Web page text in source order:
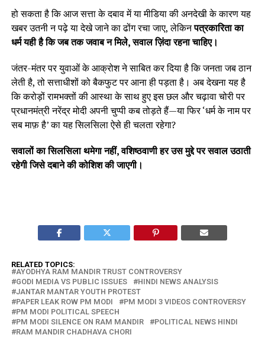
हो सकता है कि आज सत्ता के दबाव में या मीडिया की अनदेखी के कारण यह
खबर उतनी न पढ़े या देखे जाने का ढोंग रचा जाए, लेकिनपत्रकारिता का
धर्म यही है कि जब तक जवाब न मिले, सवाल ज़िंदा रहना चाहिए।
जंतर-मंतर पर युवाओं के आक्रोश ने साबित कर दिया है कि जनता जब ठान
लेती है, तो सत्ताधीशों को बैकफुट पर आना ही पड़ता है। अब देखना यह है
कि करोड़ों रामभक्तों की आस्था के साथ हुए इस छल और चढ़ावा चोरी पर
प्रधानमंत्री नरेंद्र मोदी अपनी चुप्पी कब तोड़ते हैं—या फिर ‘धर्म के नाम पर
सब माफ़ है’ का यह सिलसिला ऐसे ही चलता रहेगा?
सवालों का सिलसिला थमेगा नहीं, वशिष्ठवाणी हर उस मुद्दे पर सवाल उठाती
रहेगी जिसे दबाने की कोशिश की जाएगी।
RELATED TOPICS:
AYODHYA RAM MANDIR TRUST CONTROVERSY
GODI MEDIA VS PUBLIC ISSUES
HINDI NEWS ANALYSIS
JANTAR MANTAR YOUTH PROTEST
PAPER LEAK ROW PM MODI
PM MODI 3 VIDEOS CONTROVERSY
PM MODI POLITICAL SPEECH
PM MODI SILENCE ON RAM MANDIR
POLITICAL NEWS HINDI
RAM MANDIR CHADHAVA CHORI